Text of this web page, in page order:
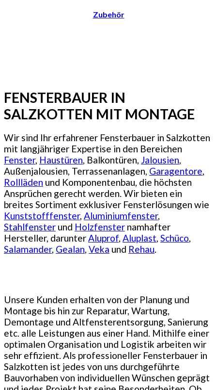
Zubehör
FENSTERBAUER IN
SALZKOTTEN MIT MONTAGE
Wir sind Ihr erfahrener Fensterbauer in Salzkotten
mit langjähriger Expertise in den Bereichen
Fenster, Haustüren, Balkontüren, Jalousien,
Außenjalousien, Terrassenanlagen, Garagentore,
Rollläden und Komponentenbau, die höchsten
Ansprüchen gerecht werden. Wir bieten ein
breites Sortiment exklusiver Fensterlösungen wie
Kunststofffenster, Aluminiumfenster,
Stahlfenster und Holzfenster namhafter
Hersteller, darunterAluprof, Aluplast, Schüco,
Salamander, Gealan, Veka und Rehau.
Unsere Kunden erhalten von der Planung und
Montage bis hin zur Reparatur, Wartung,
Demontage und Altfensterentsorgung, Sanierung
etc. alle Leistungen aus einer Hand. Mithilfe einer
optimalen Organisation und Logistik arbeiten wir
sehr effizient. Als professioneller Fensterbauer in
Salzkotten ist jedes von uns durchgeführte
Bauvorhaben von individuellen Wünschen geprägt